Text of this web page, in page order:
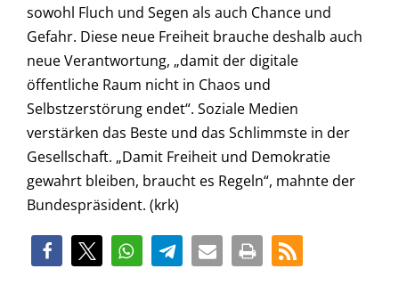
sowohl Fluch und Segen als auch Chance und
Gefahr. Diese neue Freiheit brauche deshalb auch
neue Verantwortung, „damit der digitale
öffentliche Raum nicht in Chaos und
Selbstzerstörung endet“. Soziale Medien
verstärken das Beste und das Schlimmste in der
Gesellschaft. „Damit Freiheit und Demokratie
gewahrt bleiben, braucht es Regeln“, mahnte der
Bundespräsident. (krk)